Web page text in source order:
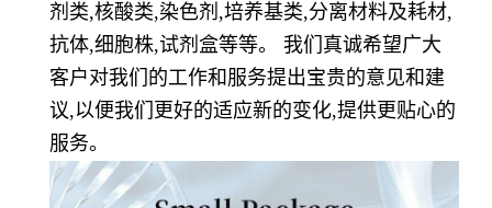
剂类,核酸类,染色剂,培养基类,分离材料及耗材,
抗体,细胞株,试剂盒等等。 我们真诚希望广大
客户对我们的工作和服务提出宝贵的意见和建
议,以便我们更好的适应新的变化,提供更贴心的
服务。